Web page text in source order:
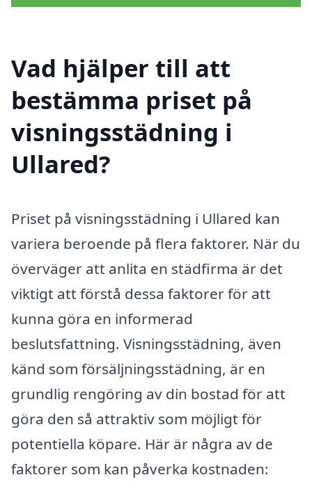
Vad hjälper till att
bestämma priset på
visningsstädning i
Ullared?
Priset på visningsstädning i Ullared kan
variera beroende på flera faktorer. När du
överväger att anlita en städfirma är det
viktigt att förstå dessa faktorer för att
kunna göra en informerad
beslutsfattning. Visningsstädning, även
känd som försäljningsstädning, är en
grundlig rengöring av din bostad för att
göra den så attraktiv som möjligt för
potentiella köpare. Här är några av de
faktorer som kan påverka kostnaden: